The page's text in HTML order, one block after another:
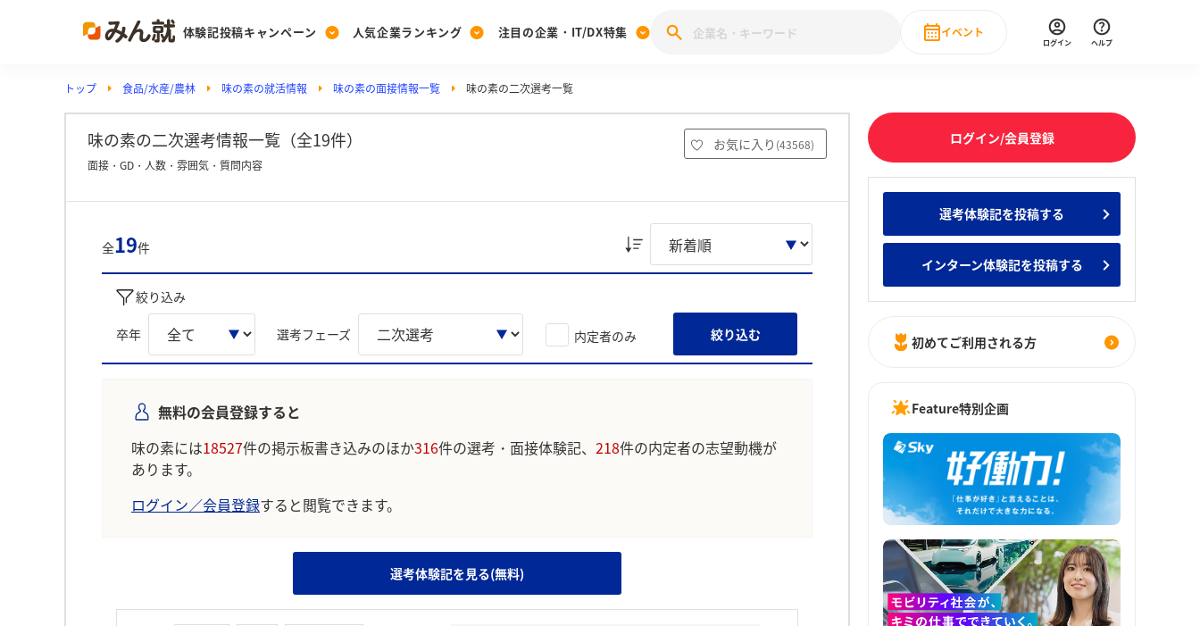
体験記投稿キャンペーン
Post
投稿する
[27卒] 本選考体験記投稿キャンペーン
人気企業ランキング
Ranking
ランキングを見る
Vote みんなの新卒就職人気企業ランキング みんなのインターン人気企業ランキ
注目の企業・IT/DX特集
PickUp
注目の企業特集
28卒 IT・DX現場社員インタビュー
イベント
直近のイベント一覧
ログイン ヘルプ
トップ 食品/水産/農林 味の素の就活情報 味の素の面接情報一覧 味の素の二次選考一覧
味の素の二次選考情報一覧（全19件） お気に入り (43568)
面接・GD・人数・雰囲気・質問内容
全19件
絞り込み
卒年 選考フェーズ 内定者のみ 絞り込む
無料の会員登録すると
味の素には18527件の掲示板書き込みのほか316件の選考・面接体験記、 218件の内定者の志望動機が
あります。
ログイン／会員登録すると閲覧できます。
選考体験記を見る(無料)
ログイン/会員登録
選考体験記を投稿する
インターン体験記を投稿する
初めてご利用される方
Feature特別企画